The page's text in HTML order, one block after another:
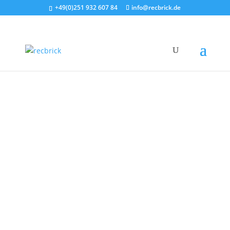
+49(0)251 932 607 84 info@recbrick.de